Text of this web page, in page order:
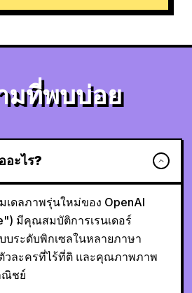
มที่พบบ่อย
อะไร?
เดลภาพรุ่นใหม่ของ OpenAI
มีคุณสมบัติการเรนเดอร์
ระดับพิกเซลในหลายภาษา
วละครที่ไร้ที่ติ และคุณภาพภาพ
ณิชย์